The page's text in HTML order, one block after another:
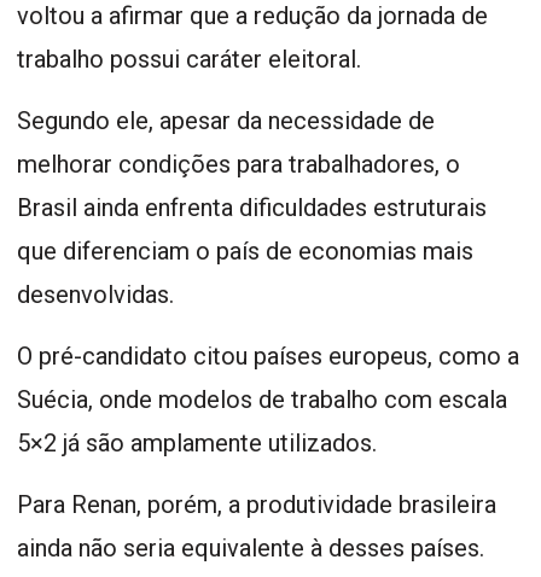
voltou a afirmar que a redução da jornada de
trabalho possui caráter eleitoral.
Segundo ele, apesar da necessidade de
melhorar condições para trabalhadores, o
Brasil ainda enfrenta dificuldades estruturais
que diferenciam o país de economias mais
desenvolvidas.
O pré-candidato citou países europeus, como a
Suécia, onde modelos de trabalho com escala
5×2 já são amplamente utilizados.
Para Renan, porém, a produtividade brasileira
ainda não seria equivalente à desses países.